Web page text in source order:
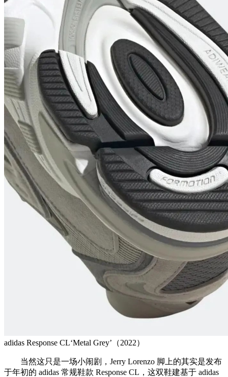
adidas Response CL‘Metal Grey’（2022）
当然这只是一场小闹剧，Jerry Lorenzo 脚上的其实是发布
于年初的 adidas 常规鞋款 Response CL，这双鞋建基于 adidas